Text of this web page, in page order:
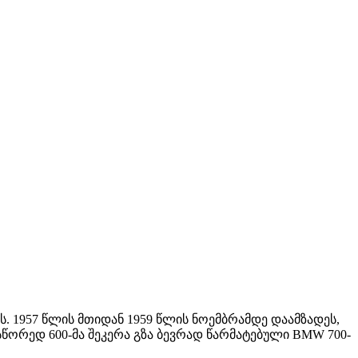
1957 წლის მთიდან 1959 წლის ნოემბრამდე დაამზადეს,
600-მა შეკერა გზა ბევრად წარმატებული BMW 700-